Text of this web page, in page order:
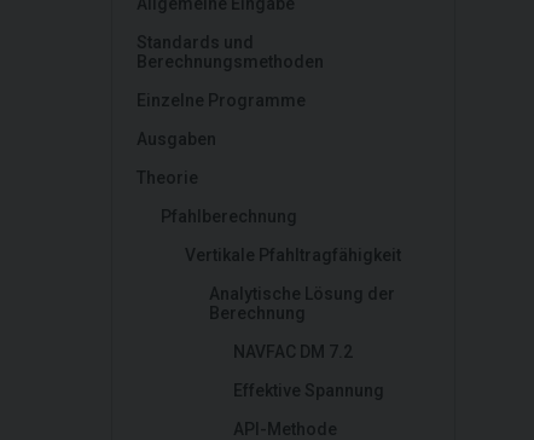
Standards und
Berechnungsmethoden
Einzelne Programme
Ausgaben
Theorie
Pfahlberechnung
Vertikale Pfahltragfähigkeit
Analytische Lösung der
Berechnung
NAVFAC DM 7.2
Effektive Spannung
API-Methode